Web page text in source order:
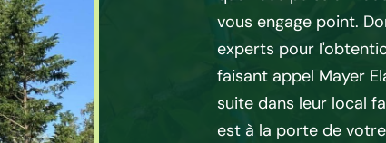
ainsi élaboré au cas par
d’expériences dans le
est capable d’intervenir
offrir un résultat de
le côté esthétique.
vous engage point.
experts pour
faisant appel Mayer
suite dans leur local
est à la porte de